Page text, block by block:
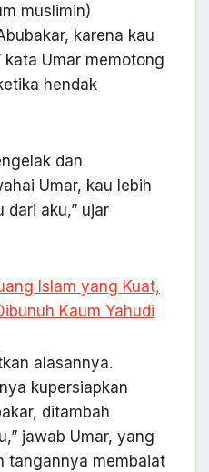
muslimin)
karena kau
kata Umar memotong
hendak
dan
Umar, kau lebih
dari aku,” ujar
Islam yang Kuat,
Kaum Yahudi
alasannya.
kupersiapkan
ditambah
jawab Umar, yang
tangannya membaiat